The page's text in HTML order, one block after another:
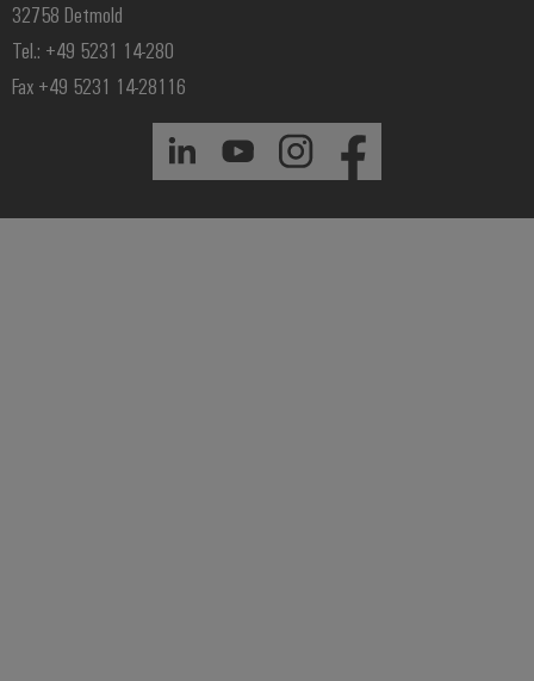
32758 Detmold
Tel.: +49 5231 14-280
Fax +49 5231 14-28116